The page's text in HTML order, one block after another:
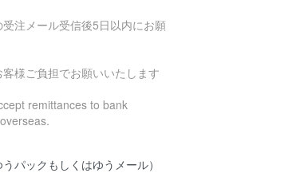
注メール受信後5日以内にお願
様ご負担でお願いいたします
remittances to bank
パックもしくはゆうメール）